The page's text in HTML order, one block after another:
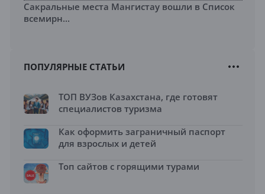
Сакральные места Мангистау вошли в Список
всемирн...
ПОПУЛЯРНЫЕ СТАТЬИ
ТОП ВУЗов Казахстана, где готовят
специалистов туризма
Как оформить заграничный паспорт
для взрослых и детей
Топ сайтов с горящими турами